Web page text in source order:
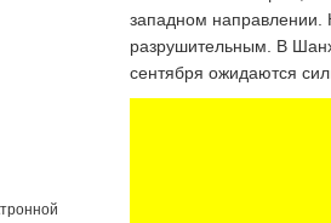
западном направлении.
разрушительным. В
сентября ожидаются